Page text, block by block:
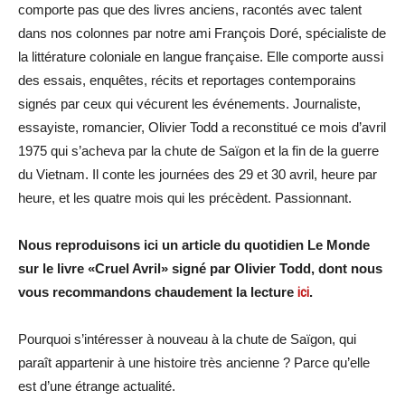
comporte pas que des livres anciens, racontés avec talent
dans nos colonnes par notre ami François Doré, spécialiste de
la littérature coloniale en langue française. Elle comporte aussi
des essais, enquêtes, récits et reportages contemporains
signés par ceux qui vécurent les événements. Journaliste,
essayiste, romancier, Olivier Todd a reconstitué ce mois d’avril
1975 qui s’acheva par la chute de Saïgon et la fin de la guerre
du Vietnam. Il conte les journées des 29 et 30 avril, heure par
heure, et les quatre mois qui les précèdent. Passionnant.
Nous reproduisons ici un article du quotidien Le Monde
sur le livre «Cruel Avril» signé par Olivier Todd, dont nous
vous recommandons chaudement la lecture ici.
Pourquoi s’intéresser à nouveau à la chute de Saïgon, qui
paraît appartenir à une histoire très ancienne ? Parce qu’elle
est d’une étrange actualité.